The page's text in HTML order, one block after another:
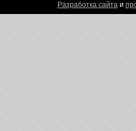
Разработка сайтаи